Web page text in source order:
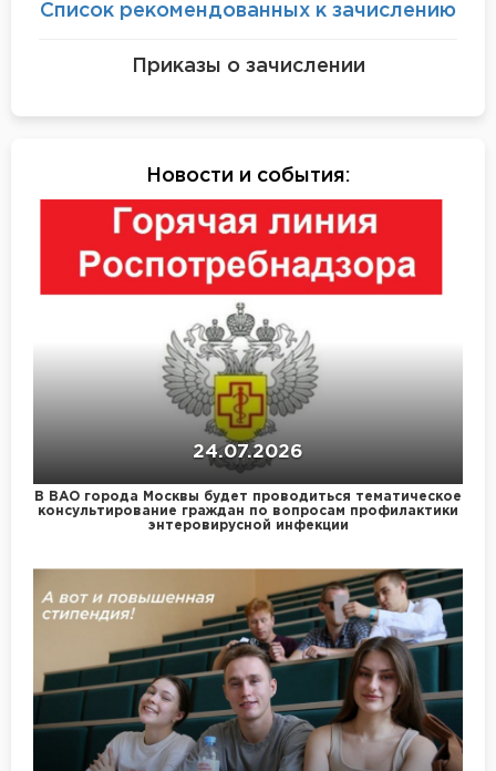
Список рекомендованных к зачислению
Приказы о зачислении
Новости и события:
24.07.2026
В ВАО города Москвы будет проводиться тематическое
консультирование граждан по вопросам профилактики
энтеровирусной инфекции